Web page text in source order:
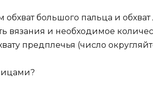
обхват большого пальца и
вязания и необходимое
предплечья (число